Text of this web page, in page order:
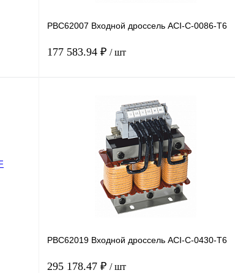
PBC62007 Входной дроссель ACI-C-0086-T6
177 583.94 ₽ / шт
В корзину
Купить в 1 клик Сравнение
Под заказ
PBC62019 Входной дроссель ACI-C-0430-T6
295 178.47 ₽ / шт